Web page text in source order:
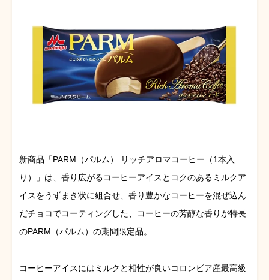
新商品「PARM（パルム） リッチアロマコーヒー（1本入
り）」は、香り広がるコーヒーアイスとコクのあるミルクア
イスをうずまき状に組合せ、香り豊かなコーヒーを混ぜ込ん
だチョコでコーティングした、コーヒーの芳醇な香りが特長
のPARM（パルム）の期間限定品。
コーヒーアイスにはミルクと相性が良いコロンビア産最高級